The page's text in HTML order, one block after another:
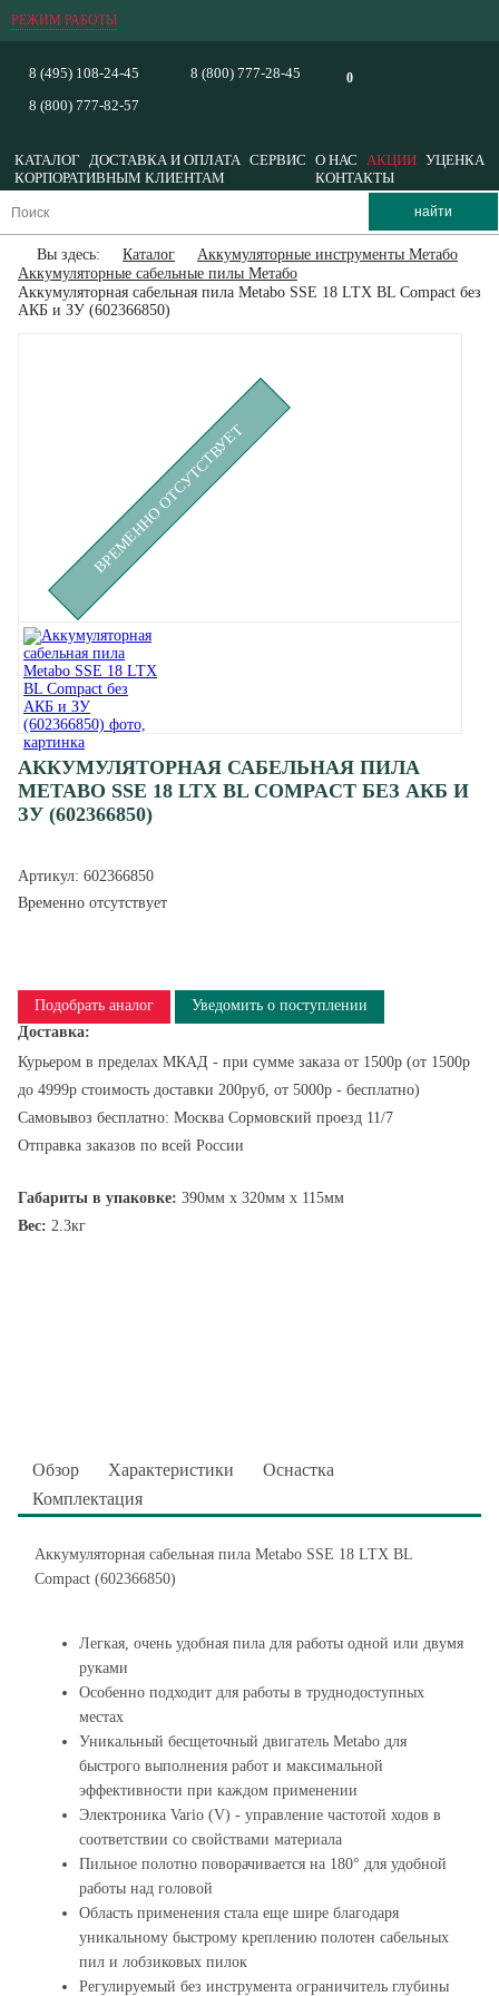
РЕЖИМ РАБОТЫ
0
8 (495) 108-24-45
8 (800) 777-82-57
8 (800) 777-28-45
КАТАЛОГ ДОСТАВКА И ОПЛАТА СЕРВИС О НАС АКЦИИ УЦЕНКА
КОРПОРАТИВНЫМ КЛИЕНТАМ
КОНТАКТЫ
Вы здесь: Каталог
Аккумуляторные инструменты Метабо
Аккумуляторные сабельные пилы Метабо
Аккумуляторная сабельная пила Metabo SSE 18 LTX BL Compact без
АКБ и ЗУ (602366850)
ВРЕМЕННО ОТСУТСТВУЕТ
АККУМУЛЯТОРНАЯ САБЕЛЬНАЯ ПИЛА
METABO SSE 18 LTX BL COMPACT БЕЗ АКБ И
ЗУ (602366850)
Артикул: 602366850
Временно отсутствует
Подобрать аналог
Уведомить о поступлении
Доставка:
Курьером в пределах МКАД - при сумме заказа от 1500р (от 1500р
до 4999р стоимость доставки 200руб, от 5000р - бесплатно)
Самовывоз бесплатно: Москва Сормовский проезд 11/7
Отправка заказов по всей России
Габариты в упаковке: 390мм x 320мм x 115мм
Вес: 2.3кг
Обзор Характеристики
Оснастка
Комплектация
Аккумуляторная сабельная пила Metabo SSE 18 LTX BL
Compact (602366850)
Легкая, очень удобная пила для работы одной или двумя
руками
Особенно подходит для работы в труднодоступных
местах
Уникальный бесщеточный двигатель Metabo для
быстрого выполнения работ и максимальной
эффективности при каждом применении
Электроника Vario (V) - управление частотой ходов в
соответствии со свойствами материала
Пильное полотно поворачивается на 180° для удобной
работы над головой
Область применения стала еще шире благодаря
уникальному быстрому креплению полотен сабельных
пил и лобзиковых пилок
Регулируемый без инструмента ограничитель глубины